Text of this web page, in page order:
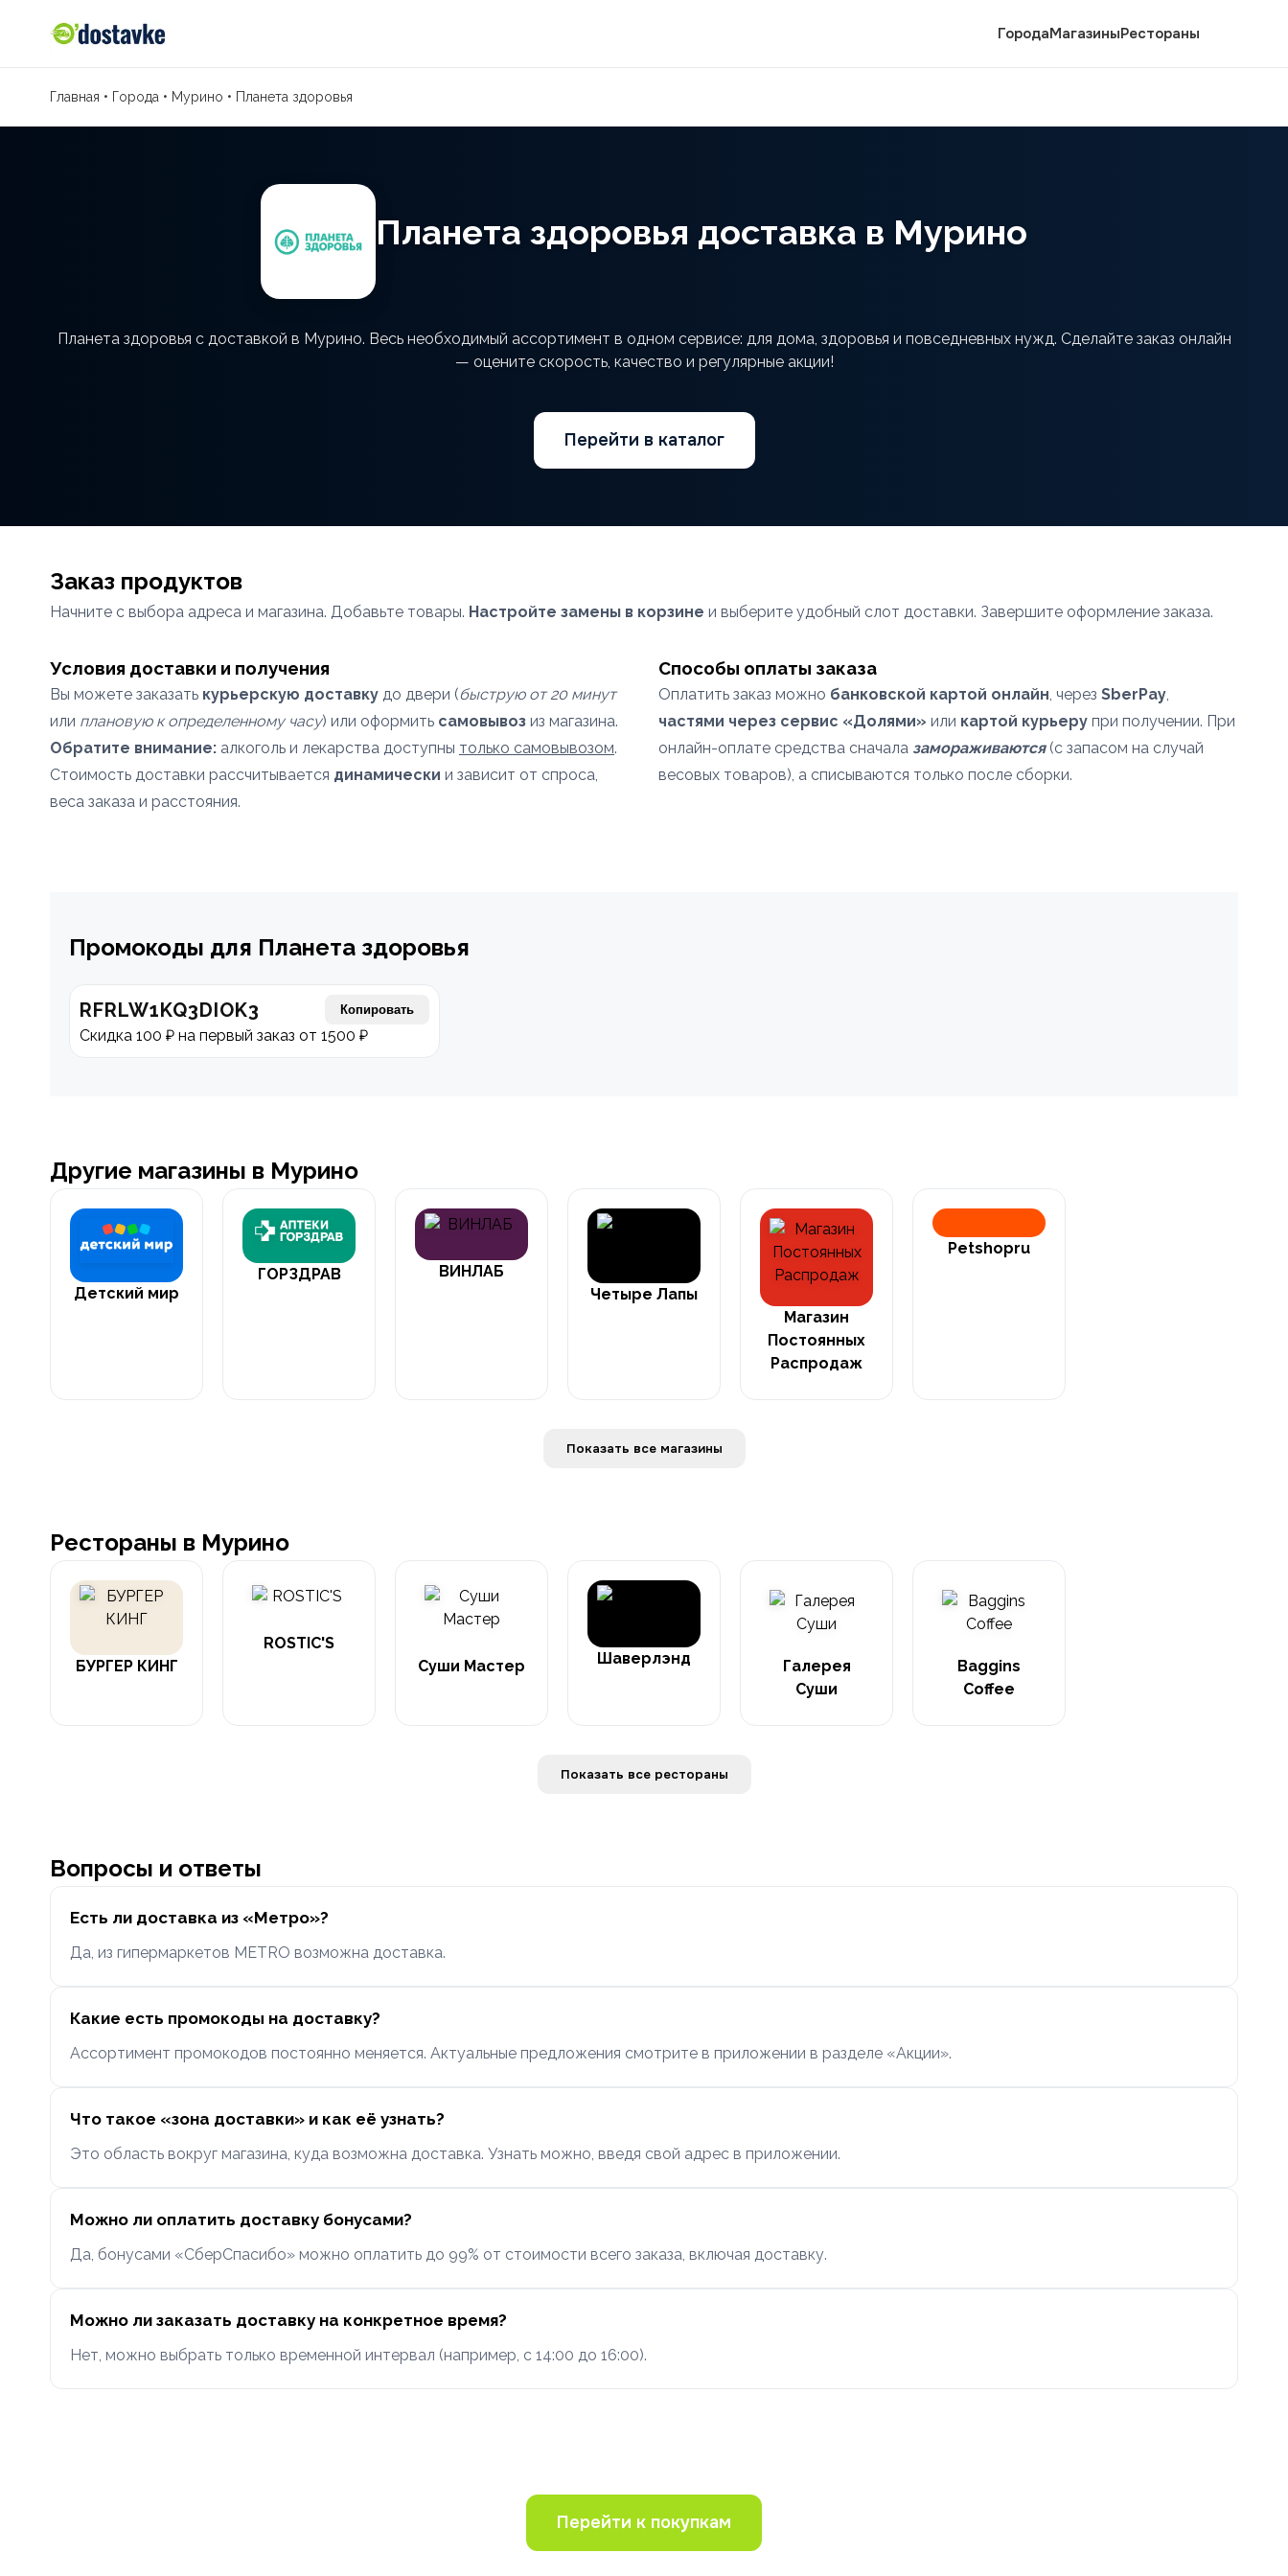
ГородаМагазиныРестораны
Главная • Города • Мурино • Планета здоровья
Планета здоровья доставка в Мурино
Планета здоровья с доставкой в Мурино. Весь необходимый ассортимент в одном сервисе: для дома, здоровья и повседневных нужд. Сделайте заказ онлайн
— оцените скорость, качество и регулярные акции!
Перейти в каталог
Заказ продуктов
Начните с выбора адреса и магазина. Добавьте товары. Настройте замены в корзине и выберите удобный слот доставки. Завершите оформление заказа.
Условия доставки и получения
Вы можете заказать курьерскую доставку до двери (быструю от 20 минут
или плановую к определенному часу) или оформить самовывоз из магазина.
Обратите внимание: алкоголь и лекарства доступны только самовывозом.
Стоимость доставки рассчитывается динамически и зависит от спроса,
веса заказа и расстояния.
Способы оплаты заказа
Оплатить заказ можно банковской картой онлайн, через SberPay,
частями через сервис «Долями» или картой курьеру при получении. При
онлайн-оплате средства сначала замораживаются(с запасом на случай
весовых товаров), а списываются только после сборки.
Промокоды для Планета здоровья
RFRLW1KQ3DIOK3 Копировать
Скидка 100 ₽ на первый заказ от 1500 ₽
Другие магазины в Мурино
Детский мир
ГОРЗДРАВ
ВИНЛАБ
Четыре Лапы
Магазин
Постоянных
Распродаж
Petshopru
Показать все магазины
Рестораны в Мурино
БУРГЕР КИНГ
ROSTIC'S
Суши Мастер
Шаверлэнд
Галерея
Суши
Baggins
Coffee
Показать все рестораны
Вопросы и ответы
Есть ли доставка из «Метро»?
Да, из гипермаркетов METRO возможна доставка.
Какие есть промокоды на доставку?
Ассортимент промокодов постоянно меняется. Актуальные предложения смотрите в приложении в разделе «Акции».
Что такое «зона доставки» и как её узнать?
Это область вокруг магазина, куда возможна доставка. Узнать можно, введя свой адрес в приложении.
Можно ли оплатить доставку бонусами?
Да, бонусами «СберСпасибо» можно оплатить до 99% от стоимости всего заказа, включая доставку.
Можно ли заказать доставку на конкретное время?
Нет, можно выбрать только временной интервал (например, с 14:00 до 16:00).
Перейти к покупкам